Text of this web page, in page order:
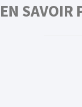
EN SAVOIR